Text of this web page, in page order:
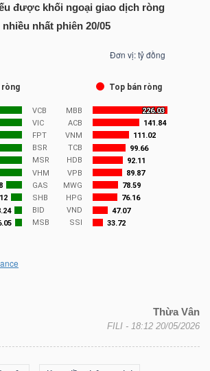
được khối ngoại giao dịch ròng
nhiều nhất phiên 20/05
Thừa Vân
FILI - 18:12 20/05/2026